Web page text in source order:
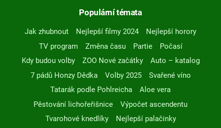
Populární témata
Jak zhubnout Nejlepší filmy 2024
Nejlepší horory
TV program
Změna času Partie
Počasí
Kdy budou volby
ZOO Nové začátky
Auto – katalog
7 pádů Honzy Dědka
Volby 2025
Svařené víno
Tatarák podle Pohlreicha
Aloe vera
Pěstování lichořeřišnice
Výpočet ascendentu
Tvarohové knedlíky
Nejlepší palačinky